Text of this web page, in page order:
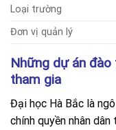
Loại trường
Đơn vị quản lý
Những dự án
tham gia
Đại học Hà Bắc là
chính quyền nhân